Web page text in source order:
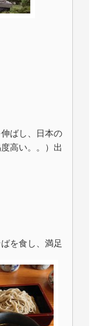
ばし、日本の
高い。。）出
を食し、満足